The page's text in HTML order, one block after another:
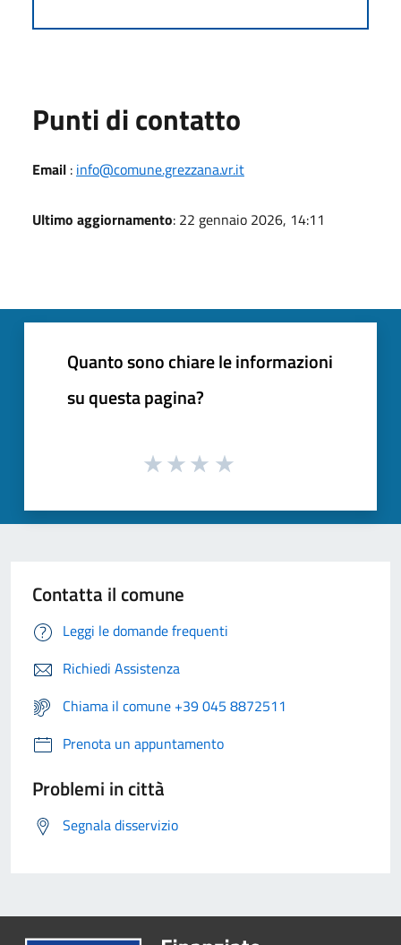
Punti di contatto
Email : info@comune.grezzana.vr.it
Ultimo aggiornamento: 22 gennaio 2026, 14:11
Quanto sono chiare le informazioni
su questa pagina?
Contatta il comune
Leggi le domande frequenti
Richiedi Assistenza
Chiama il comune +39 045 8872511
Prenota un appuntamento
Problemi in città
Segnala disservizio